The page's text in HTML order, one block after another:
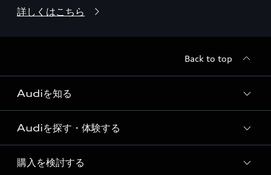
詳しくはこちら
Back to top
Audiを知る
Audi ブランド
Story of Progress
Audiを探す・体験する
ディーラー検索
購入を検討する